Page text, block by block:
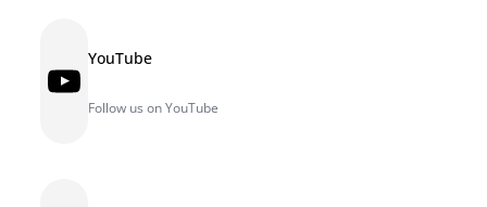
YouTube YouTube
Follow us on YouTube